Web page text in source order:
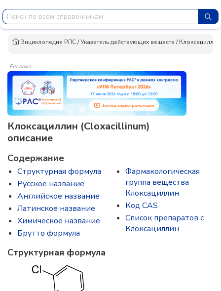
Энциклопедия РЛС/Указатель действующих веществ /Клоксациллин
Реклама
Клоксациллин (Cloxacillinum)
описание
Содержание
Структурная формула
Русское название
Английское название
Латинское название
Химическое название
Брутто формула
Фармакологическая
группа вещества
Клоксациллин
Код CAS
Список препаратов с
Клоксациллин
Структурная формула